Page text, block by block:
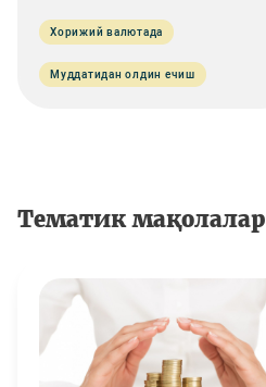
Хорижий валютада
Муддатидан олдин ечиш
Тематик мақолалар